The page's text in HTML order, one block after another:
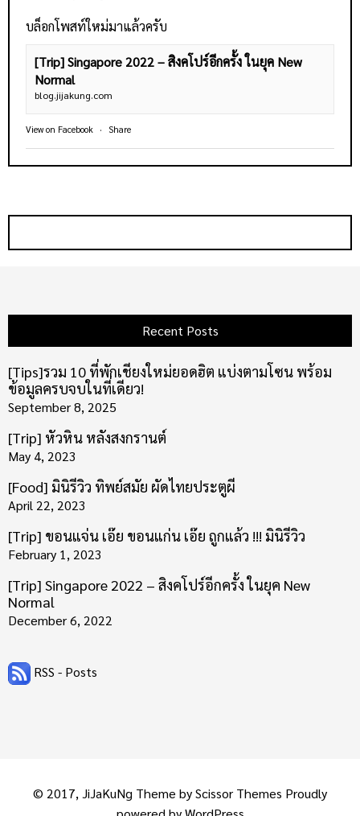
บล็อกโพสท์ใหม่มาแล้วครับ
[Trip] Singapore 2022 – สิงคโปร์อีกครั้ง ในยุค New
Normal
blog.jijakung.com
View on Facebook · Share
Recent Posts
[Tips]รวม 10 ที่พักเชียงใหม่ยอดฮิต แบ่งตามโซน พร้อม
ข้อมูลครบจบในที่เดียว!
September 8, 2025
[Trip] หัวหิน หลังสงกรานต์
May 4, 2023
[Food] มินิรีวิว ทิพย์สมัย ผัดไทยประตูผี
April 22, 2023
[Trip] ขอนแจ่น เอ๊ย ขอนแก่น เอ๊ย ถูกแล้ว !!! มินิรีวิว
February 1, 2023
[Trip] Singapore 2022 – สิงคโปร์อีกครั้ง ในยุค New
Normal
December 6, 2022
RSS - Posts
© 2017, JiJaKuNg Theme byScissor Themes Proudly